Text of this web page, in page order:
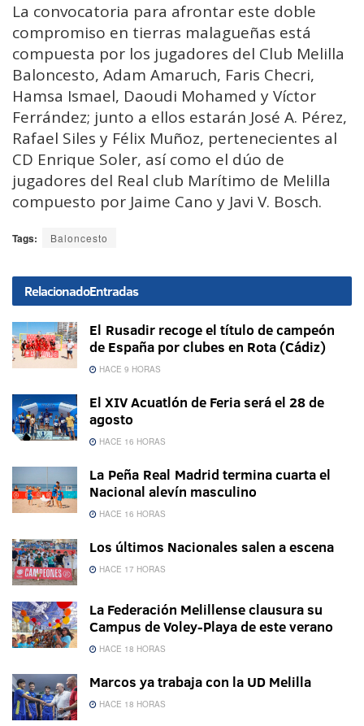
La convocatoria para afrontar este doble
compromiso en tierras malagueñas está
compuesta por los jugadores del Club Melilla
Baloncesto, Adam Amaruch, Faris Checri,
Hamsa Ismael, Daoudi Mohamed y Víctor
Ferrández; junto a ellos estarán José A. Pérez,
Rafael Siles y Félix Muñoz, pertenecientes al
CD Enrique Soler, así como el dúo de
jugadores del Real club Marítimo de Melilla
compuesto por Jaime Cano y Javi V. Bosch.
Tags: Baloncesto
RelacionadoEntradas
El Rusadir recoge el título de campeón
de España por clubes en Rota (Cádiz)
HACE 9 HORAS
El XIV Acuatlón de Feria será el 28 de
agosto
HACE 16 HORAS
La Peña Real Madrid termina cuarta el
Nacional alevín masculino
HACE 16 HORAS
Los últimos Nacionales salen a escena
HACE 17 HORAS
La Federación Melillense clausura su
Campus de Voley-Playa de este verano
HACE 18 HORAS
Marcos ya trabaja con la UD Melilla
HACE 18 HORAS